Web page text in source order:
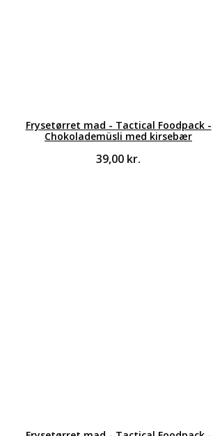
Frysetørret mad - Tactical Foodpack -
Chokolademüsli med kirsebær
39,00 kr.